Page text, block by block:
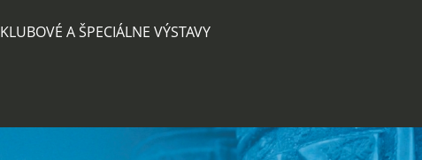
KLUBOVÉ A ŠPECIÁLNE VÝSTAVY